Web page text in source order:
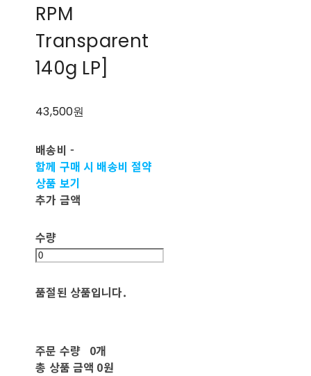
RPM
Transparent
140g LP]
43,500원
배송비 -
함께 구매 시 배송비 절약
상품 보기
추가 금액
수량
품절된 상품입니다.
주문 수량 0개
총 상품 금액 0원